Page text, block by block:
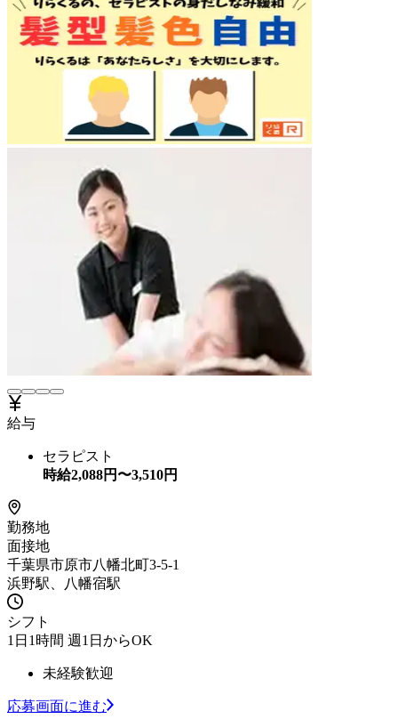
給与
セラピスト
時給2,088円〜3,510円
勤務地
面接地
千葉県市原市八幡北町3-5-1
浜野駅、八幡宿駅
シフト
1日1時間 週1日からOK
未経験歓迎
応募画面に進む